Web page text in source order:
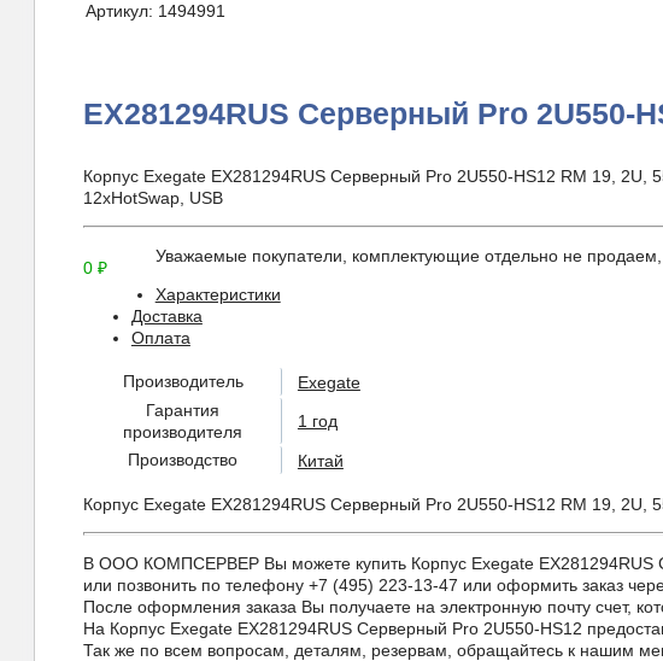
Артикул: 1494991
EX281294RUS Серверный Pro 2U550-
Корпус Exegate EX281294RUS Серверный Pro 2U550-HS12 RM 19, 2U,
12xHotSwap, USB
0 ₽
Уважаемые покупатели, комплектующие отдельно не продаем,
Характеристики
Доставка
Оплата
Производитель
Exegate
Гарантия
производителя
1 год
Производство Китай
Корпус Exegate EX281294RUS Серверный Pro 2U550-HS12 RM 19, 2U,
В ООО КОМПСЕРВЕР Вы можете купить Корпус Exegate EX281294RUS
или позвонить по телефону +7 (495) 223-13-47 или оформить заказ
После оформления заказа Вы получаете на электронную почту счет,
На Корпус Exegate EX281294RUS Серверный Pro 2U550-HS12
Так же по всем вопросам, деталям, резервам, обращайтесь к нашим